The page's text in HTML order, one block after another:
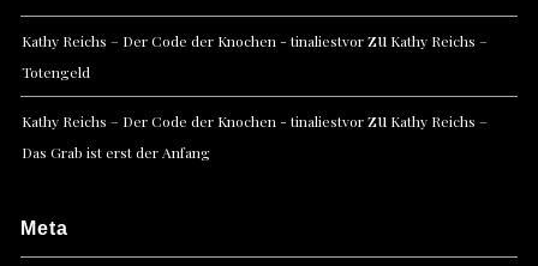
Kathy Reichs – Der Code der Knochen - tinaliestvorzu Kathy Reichs –
Totengeld
Kathy Reichs – Der Code der Knochen - tinaliestvorzu Kathy Reichs –
Das Grab ist erst der Anfang
Meta